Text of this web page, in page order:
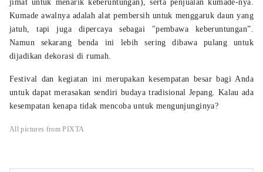
jimat untuk menarik keberuntungan), serta penjualan kumade-nya.
Kumade awalnya adalah alat pembersih untuk menggaruk daun yang
jatuh, tapi juga dipercaya sebagai "pembawa keberuntungan”.
Namun sekarang benda ini lebih sering dibawa pulang untuk
dijadikan dekorasi di rumah.
Festival dan kegiatan ini merupakan kesempatan besar bagi Anda
untuk dapat merasakan sendiri budaya tradisional Jepang. Kalau ada
kesempatan kenapa tidak mencoba untuk mengunjunginya?
All pictures from PIXTA